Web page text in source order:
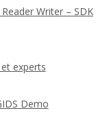
Writer – SDK
experts
Demo